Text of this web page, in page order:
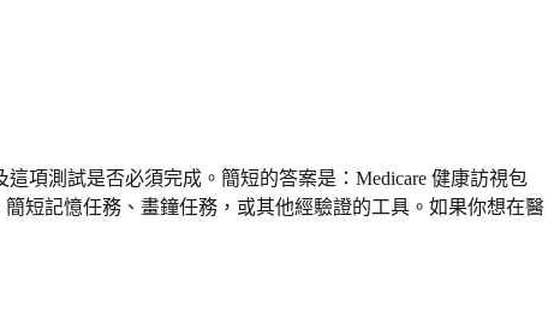
項測試是否必須完成。簡短的答案是：Medicare 健康訪視包
短記憶任務、畫鐘任務，或其他經驗證的工具。如果你想在醫